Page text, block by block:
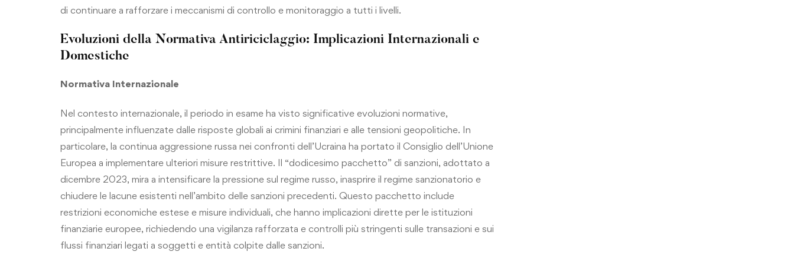
di continuare a rafforzare i meccanismi di controllo e monitoraggio a tutti i livelli.
Evoluzioni della Normativa Antiriciclaggio: Implicazioni Internazionali e
Domestiche
Normativa Internazionale
Nel contesto internazionale, il periodo in esame ha visto significative evoluzioni normative,
principalmente influenzate dalle risposte globali ai crimini finanziari e alle tensioni geopolitiche. In
particolare, la continua aggressione russa nei confronti dell’Ucraina ha portato il Consiglio dell’Unione
Europea a implementare ulteriori misure restrittive. Il “dodicesimo pacchetto” di sanzioni, adottato a
dicembre 2023, mira a intensificare la pressione sul regime russo, inasprire il regime sanzionatorio e
chiudere le lacune esistenti nell’ambito delle sanzioni precedenti. Questo pacchetto include
restrizioni economiche estese e misure individuali, che hanno implicazioni dirette per le istituzioni
finanziarie europee, richiedendo una vigilanza rafforzata e controlli più stringenti sulle transazioni e sui
flussi finanziari legati a soggetti e entità colpite dalle sanzioni.